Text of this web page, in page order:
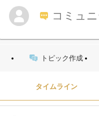
コミュ
トピック作成
タイムライン